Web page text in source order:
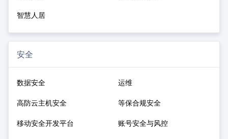
智慧人居
安全
数据安全
运维
高防云主机安全
等保合规安全
移动安全开发平台
账号安全与风控